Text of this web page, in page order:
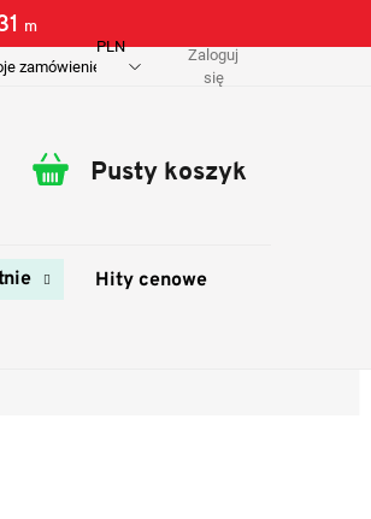
m
zamówienie Dostawa i płatność
PLN
Zaloguj
się
Koszyk
Pusty koszyk
Hity cenowe